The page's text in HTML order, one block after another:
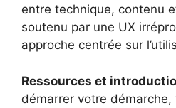
entre technique, contenu
soutenu par une UX
approche centrée sur
Ressources et
démarrer votre